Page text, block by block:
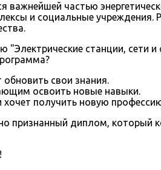
важнейшей частью
и социальные учреждения.
станции, сети
свои знания.
освоить новые навыки.
хочет получить новую
признанный диплом, который